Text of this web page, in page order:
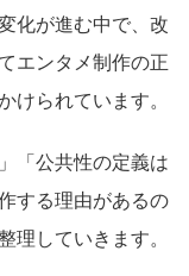
化が進む中で、改
エンタメ制作の正
けられています。
「公共性の定義は
する理由があるの
理していきます。